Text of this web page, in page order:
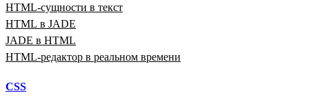
HTML‑сущности в текст
HTML в JADE
JADE в HTML
HTML‑редактор в реальном времени
CSS